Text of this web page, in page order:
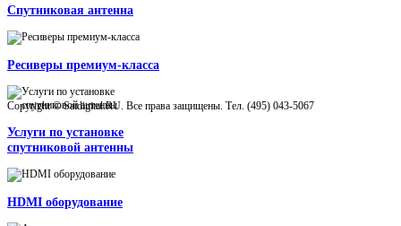
Спутниковая антенна
Ресиверы премиум-класса
Услуги по установке
спутниковой антенны
HDMI оборудование
Copyright © Satdigital.RU. Все права защищены. Тел. (495) 043-5067